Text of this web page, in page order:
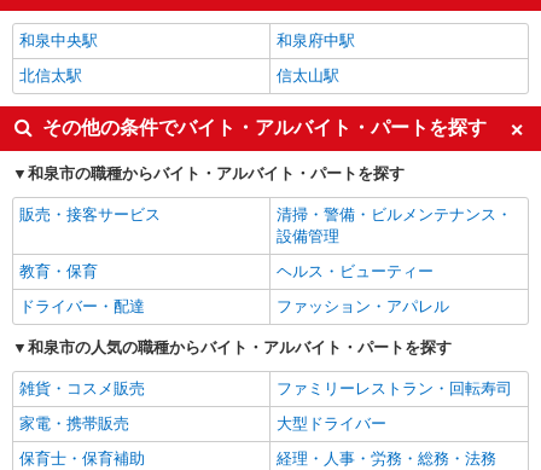
和泉中央駅
和泉府中駅
北信太駅
信太山駅
その他の条件でバイト・アルバイト・パートを探す
和泉市の職種からバイト・アルバイト・パートを探す
販売・接客サービス
清掃・警備・ビルメンテナンス・
設備管理
教育・保育
ヘルス・ビューティー
ドライバー・配達
ファッション・アパレル
和泉市の人気の職種からバイト・アルバイト・パートを探す
雑貨・コスメ販売
ファミリーレストラン・回転寿司
家電・携帯販売
大型ドライバー
保育士・保育補助
経理・人事・労務・総務・法務